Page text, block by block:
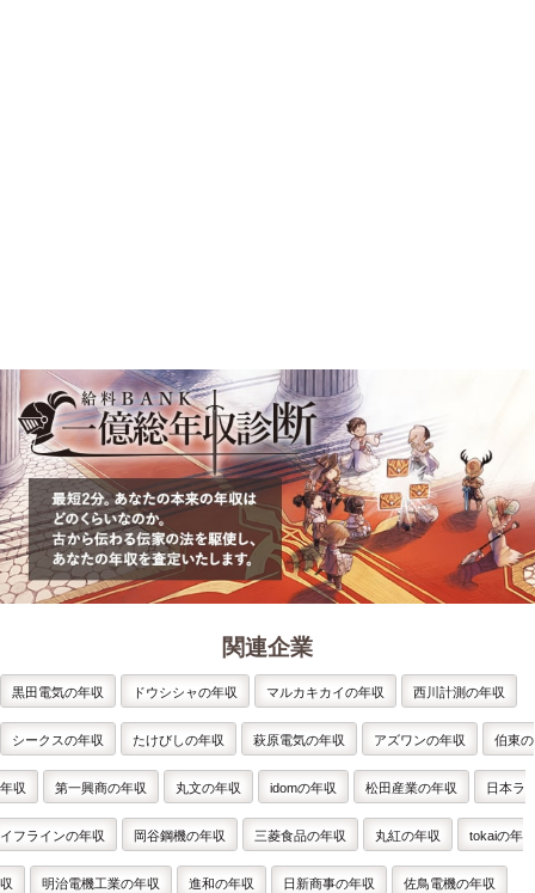
関連企業
黒田電気の年収 ドウシシャの年収 マルカキカイの年収 西川計測の年収
シークスの年収 たけびしの年収 萩原電気の年収 アズワンの年収 伯東の
年収 第一興商の年収 丸文の年収 idomの年収 松田産業の年収 日本ラ
イフラインの年収 岡谷鋼機の年収 三菱食品の年収 丸紅の年収 tokaiの年
収 明治電機工業の年収 進和の年収 日新商事の年収 佐鳥電機の年収